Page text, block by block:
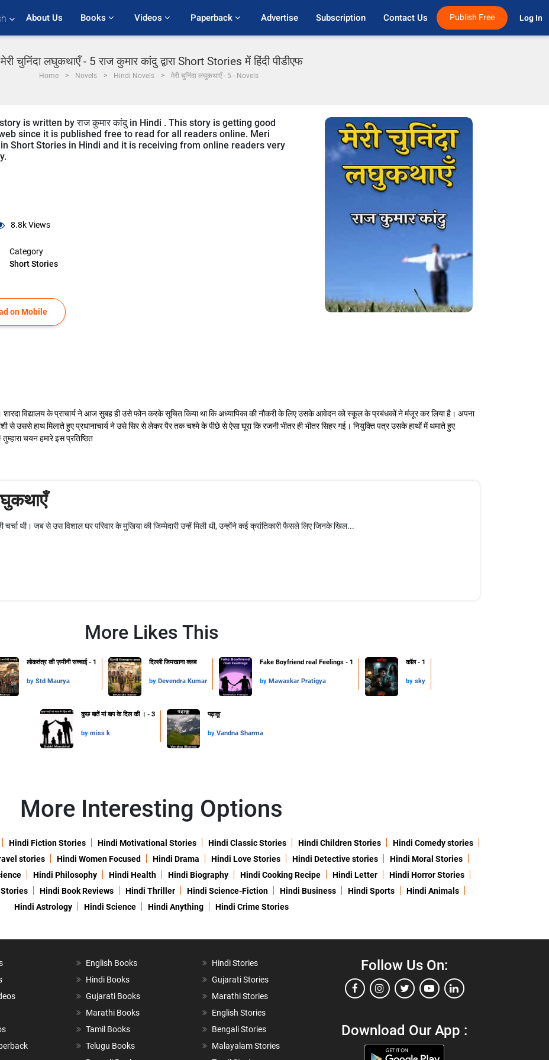
About Us Books Videos Paperback Advertise Subscription Contact Us Publish Free Log In
मेरी चुनिंदा लघुकथाएँ - 5 राज कुमार कांदु द्वारा Short Stories में हिंदी पीडीएफ
Home Novels Hindi Novels मेरी चुनिंदा लघुकथाएँ - 5 - Novels
is written by राज कुमार कांदु in Hindi . This story is getting good
since it is published free to read for all readers online. Meri
Short Stories in Hindi and it is receiving from online readers very
8.8kViews
Category
Short Stories
on Mobile
विद्यालय के प्राचार्य ने आज सुबह ही उसे फोन करके सूचित किया था कि अध्यापिका की नौकरी के लिए उसके आवेदन को स्कूल के प्रबंधकों ने मंजूर कर लिया है। अपना
से उससे हाथ मिलाते हुए प्रधानाचार्य ने उसे सिर से लेकर पैर तक चश्मे के पीछे से ऐसा घूरा कि रजनी भीतर ही भीतर सिहर गई। नियुक्ति पत्र उसके हाथों में थमाते हुए
चयन हमारे इस प्रतिष्ठित
चर्चा थी। जब से उस विशाल घर परिवार के मुखिया की जिम्मेदारी उन्हें मिली थी, उन्होंने कई क्रांतिकारी फैसले लिए जिनके खिल...
More Likes This
लोकतंत्र की ज़मीनी सच्चाई - 1
by Std Maurya
दिल्ली जिमखाना क्लब
by Devendra Kumar
Fake Boyfriend real Feelings - 1
by Mawaskar Pratigya
कॉल - 1
by sky
कुछ बातें मां बाप के दिल की । - 3
by miss k
पढ़ाकू
by Vandna Sharma
More Interesting Options
Hindi Fiction Stories Hindi Motivational Stories Hindi Classic Stories Hindi Children Stories
Hindi Comedy stories
stories Hindi Women Focused Hindi Drama Hindi Love Stories Hindi Detective stories
Hindi Moral Stories
Hindi Philosophy Hindi Health Hindi Biography Hindi Cooking Recipe Hindi Letter
Hindi Horror Stories
Hindi Book Reviews Hindi Thriller Hindi Science-Fiction Hindi Business Hindi Sports
Hindi Animals
Hindi Astrology
Hindi Science Hindi Anything Hindi Crime Stories
English Books
Hindi Books
Gujarati Books
Marathi Books
Tamil Books
Telugu Books
Hindi Stories
Gujarati Stories
Marathi Stories
English Stories
Bengali Stories
Malayalam Stories
Follow Us On:
Download Our App :